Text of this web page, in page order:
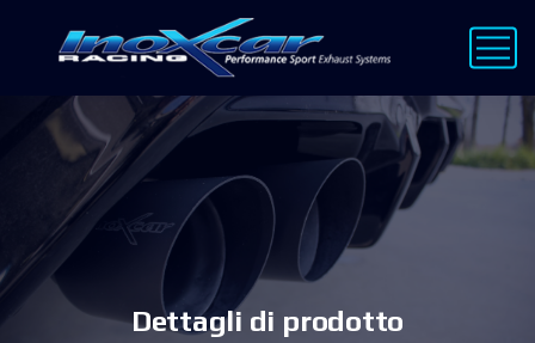
Dettagli di prodotto